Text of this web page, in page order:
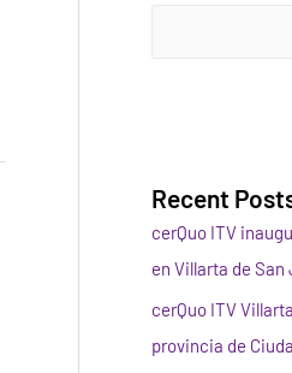
Recent
cerQuo ITV
en Villarta de San
cerQuo ITV
provincia de